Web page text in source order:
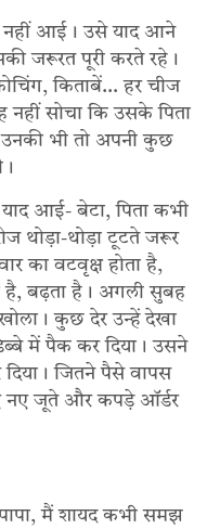
नहीं आई। उसे याद आने
जरूरत पूरी करते रहे।
किताबें… हर चीज
सोचा कि उसके पिता
भी तो अपनी कुछ
आई- बेटा, पिता कभी
थोड़ा-थोड़ा टूटते जरूर
का वटवृक्ष होता है,
है, बढ़ता है। अगली सुबह
कुछ देर उन्हें देखा
में पैक कर दिया। उसने
जितने पैसे वापस
नए जूते और कपड़े ऑर्डर
मैं शायद कभी समझ